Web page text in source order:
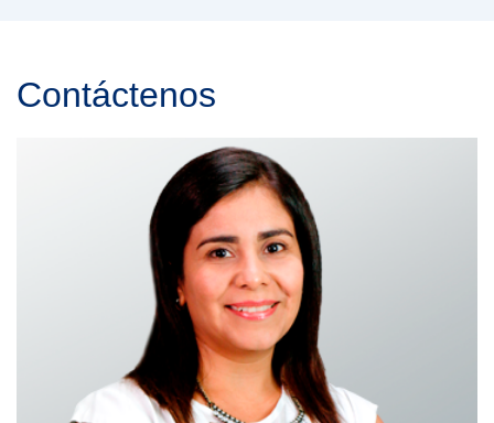
Contáctenos